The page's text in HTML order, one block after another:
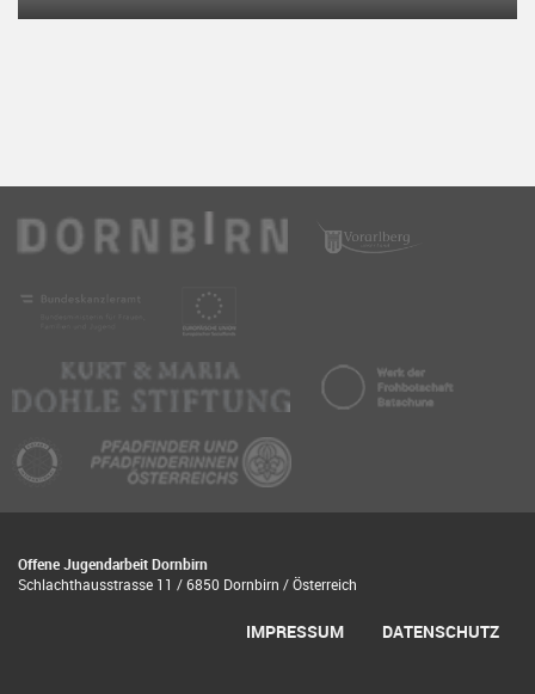
Offene Jugendarbeit Dornbirn
Schlachthausstrasse 11 / 6850 Dornbirn / Österreich
IMPRESSUM DATENSCHUTZ